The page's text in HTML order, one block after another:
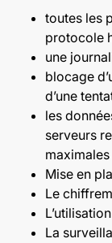
toutes les
protocole
une
blocage
d’une
les
serveurs
maximales
Mise en
Le
La